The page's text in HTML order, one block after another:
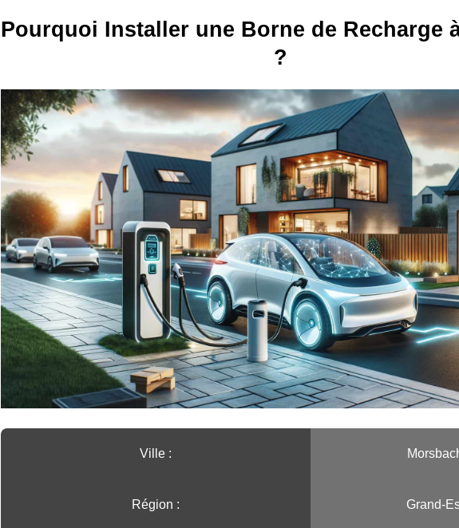
Pourquoi Installer une Borne de Recharge
?
Ville :️
Région :️ Grand-